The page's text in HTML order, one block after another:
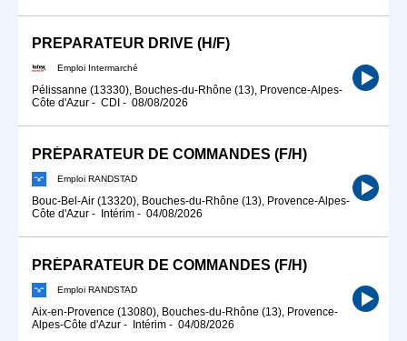
PREPARATEUR DRIVE (H/F)
Emploi Intermarché
Pélissanne (13330), Bouches-du-Rhône (13), Provence-Alpes-
Côte d'Azur - CDI - 08/08/2026
PRÉPARATEUR DE COMMANDES (F/H)
Emploi RANDSTAD
Bouc-Bel-Air (13320), Bouches-du-Rhône (13), Provence-Alpes-
Côte d'Azur - Intérim - 04/08/2026
PRÉPARATEUR DE COMMANDES (F/H)
Emploi RANDSTAD
Aix-en-Provence (13080), Bouches-du-Rhône (13), Provence-
Alpes-Côte d'Azur - Intérim - 04/08/2026